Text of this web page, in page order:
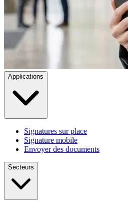
Applications
Signatures sur place
Signature mobile
Envoyer des documents
Secteurs